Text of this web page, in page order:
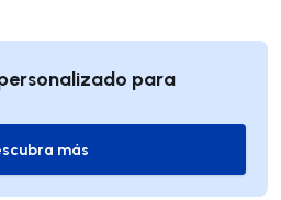
para
Descubra más
más